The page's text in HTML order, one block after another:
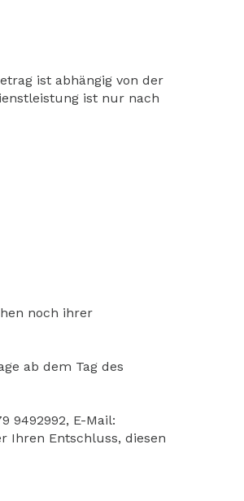
ist abhängig von der
ist nur nach
noch ihrer
ab dem Tag des
9492992, E-Mail:
Ihren Entschluss, diesen